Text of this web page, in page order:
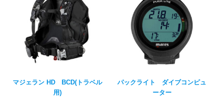
マジェラン HD BCD(トラベル
用)
パックライト ダイブコンピュ
ーター